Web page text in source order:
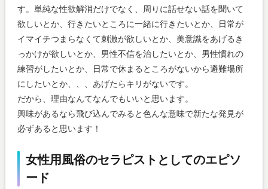
す。単純な性欲解消だけでなく、周りに話せない話を聞いて
欲しいとか、行きたいところに一緒に行きたいとか、日常が
イマイチつまらなくて刺激が欲しいとか、美意識をあげるき
っかけが欲しいとか、男性不信を治したいとか、男性慣れの
練習がしたいとか、日常で休まるところがないから避難場所
にしたいとか、、、あげたらキリがないです。
だから、理由なんてなんでもいいと思います。
興味があるなら飛び込んでみると色んな意味で新たな発見が
必ずあると思います！
女性用風俗のセラピストとしてのエピソ
ード